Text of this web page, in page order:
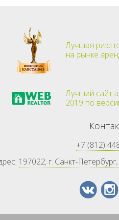
Лучшая
на рынке
Лучший сайт
2019 по
+7 (812)
197022, г. Санкт-